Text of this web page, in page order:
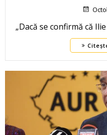
„Dacă se confirmă că